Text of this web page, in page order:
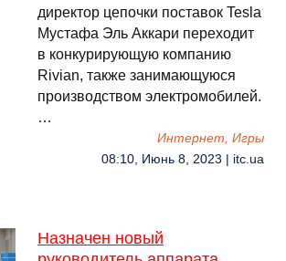
директор цепочки поставок Tesla
Мустафа Эль Аккари переходит
в конкурирующую компанию
Rivian, также занимающуюся
производством электромобилей.
…
Интернет, Игры
08:10, Июнь 8, 2023 | itc.ua
Назначен новый